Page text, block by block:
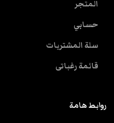
المتجر
حسابي
سلة المشتريات
قائمة رغباتى
روابط هامة